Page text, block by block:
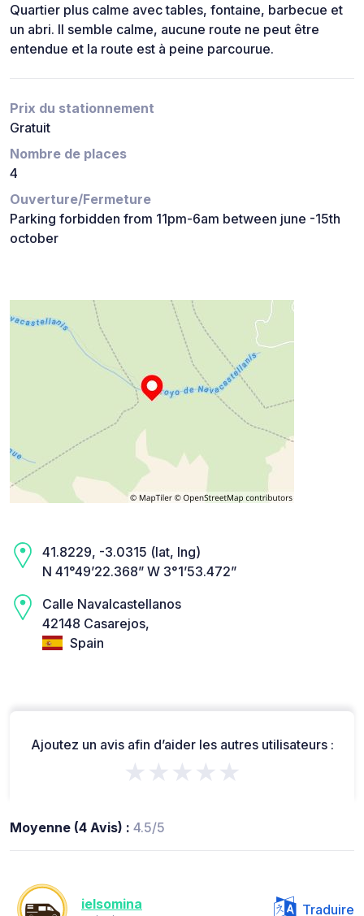
Quartier plus calme avec tables, fontaine, barbecue et
un abri. Il semble calme, aucune route ne peut être
entendue et la route est à peine parcourue.
Prix du stationnement
Gratuit
Nombre de places
4
Ouverture/Fermeture
Parking forbidden from 11pm-6am between june -15th
october
41.8229, -3.0315 (lat, lng)
N 41°49’22.368” W 3°1’53.472”
Calle Navalcastellanos
42148 Casarejos,
Spain
Ajoutez un avis afin d’aider les autres utilisateurs :
★★★★★
Moyenne (4 Avis) : 4.5/5
ielsomina Traduire